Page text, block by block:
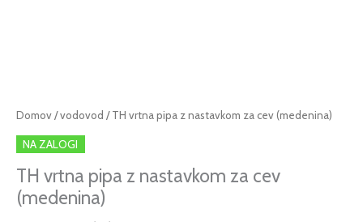
Domov/vodovod / TH vrtna pipa z nastavkom za cev (medenina)
NA ZALOGI
TH vrtna pipa z nastavkom za cev
(medenina)
Cenovni
11,13 €
do
TH
vrtna
pipa
z
nastavkom
za